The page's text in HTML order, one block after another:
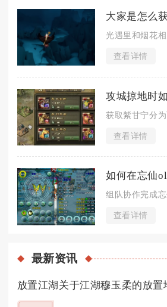
查看详情
查看详情
查看详情
最新资讯
放置江湖关于江湖穆玉柔的放置